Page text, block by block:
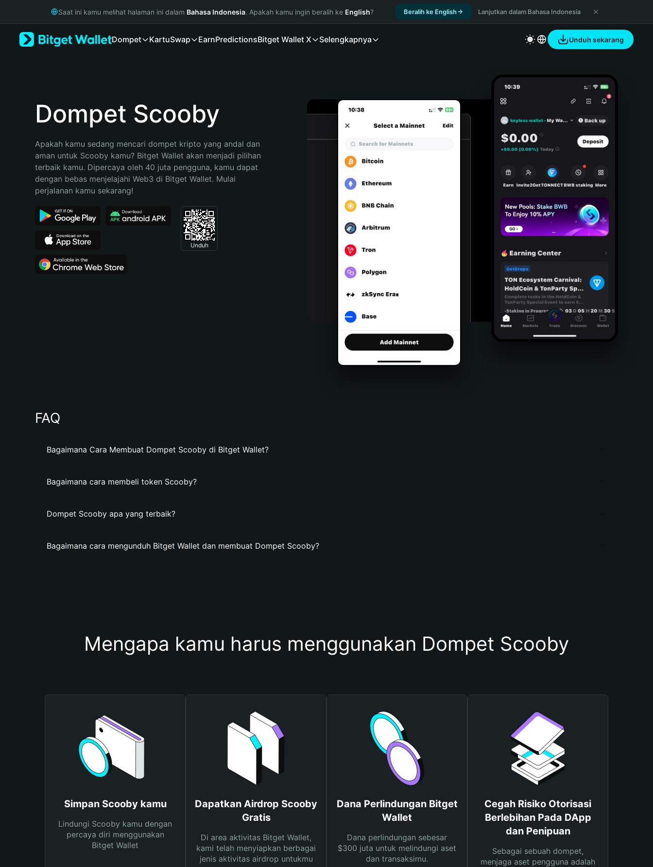
Русский
Bahasa Indonesia
Español (Argentina)
Saat ini kamu melihat halaman ini dalam Bahasa Indonesia. Apakah kamu ingin beralih ke English? Beralih ke English Lanjutkan dalam Bahasa Indonesia
Dompet KartuSwap EarnPredictionsBitget Wallet X Selengkapnya Unduh sekarang
Dompet Scooby
Apakah kamu sedang mencari dompet kripto yang andal dan
aman untuk Scooby kamu? Bitget Wallet akan menjadi pilihan
terbaik kamu. Dipercaya oleh 40 juta pengguna, kamu dapat
dengan bebas menjelajahi Web3 di Bitget Wallet. Mulai
perjalanan kamu sekarang!
Unduh
FAQ
Bagaimana Cara Membuat Dompet Scooby di Bitget Wallet?
Bagaimana cara membeli token Scooby?
Dompet Scooby apa yang terbaik?
Bagaimana cara mengunduh Bitget Wallet dan membuat Dompet Scooby?
Mengapa kamu harus menggunakan Dompet Scooby
Simpan Scooby kamu
Lindungi Scooby kamu dengan
percaya diri menggunakan
Bitget Wallet
Dapatkan Airdrop Scooby
Gratis
Di area aktivitas Bitget Wallet,
kami telah menyiapkan berbagai
jenis aktivitas airdrop untukmu
Dana Perlindungan Bitget
Wallet
Dana perlindungan sebesar
$300 juta untuk melindungi aset
dan transaksimu.
Cegah Risiko Otorisasi
Berlebihan Pada DApp
dan Penipuan
Sebagai sebuah dompet,
menjaga aset pengguna adalah